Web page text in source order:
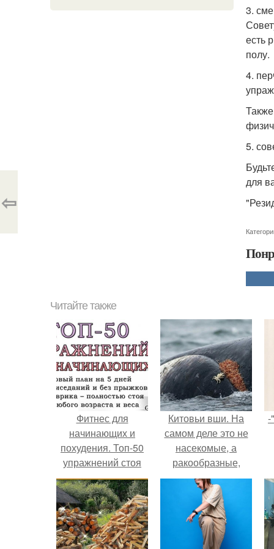
3.
есть
полу.
4.
5.
для
⇦
Читайте также
Фитнес для
начинающих и
похудения. Топ-50
упражнений стоя
для начинающих и
для любого
возраста: без
прыжков и
приседаний (+ план
Китовьи вши. На
самом деле это не
насекомые, а
ракообразные,
относящиеся к
бокоплавам.
-